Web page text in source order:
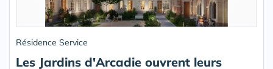
Résidence Service
Les Jardins d'Arcadie ouvrent leurs